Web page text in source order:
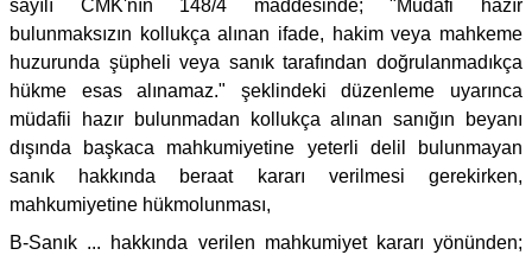
sayılı CMK'nın 148/4 maddesinde; "Müdafi hazır
bulunmaksızın kollukça alınan ifade, hakim veya mahkeme
huzurunda şüpheli veya sanık tarafından doğrulanmadıkça
hükme esas alınamaz." şeklindeki düzenleme uyarınca
müdafii hazır bulunmadan kollukça alınan sanığın beyanı
dışında başkaca mahkumiyetine yeterli delil bulunmayan
sanık hakkında beraat kararı verilmesi gerekirken,
mahkumiyetine hükmolunması,
B-Sanık ... hakkında verilen mahkumiyet kararı yönünden;